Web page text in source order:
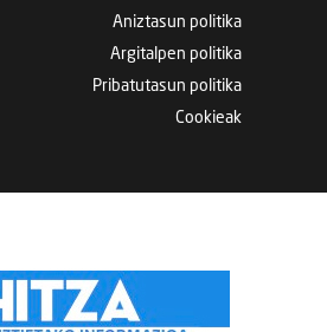
Aniztasun politika
Argitalpen politika
Pribatutasun politika
Cookieak